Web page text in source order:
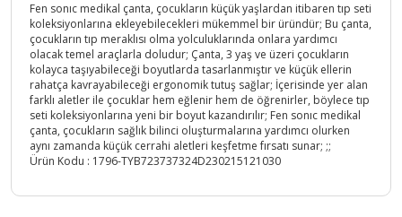
Fen sonıc medikal çanta, çocukların küçük yaşlardan itibaren tıp seti
koleksiyonlarına ekleyebilecekleri mükemmel bir üründür; Bu çanta,
çocukların tıp meraklısı olma yolculuklarında onlara yardımcı
olacak temel araçlarla doludur; Çanta, 3 yaş ve üzeri çocukların
kolayca taşıyabileceği boyutlarda tasarlanmıştır ve küçük ellerin
rahatça kavrayabileceği ergonomik tutuş sağlar; İçerisinde yer alan
farklı aletler ile çocuklar hem eğlenir hem de öğrenirler, böylece tıp
seti koleksiyonlarına yeni bir boyut kazandırılır; Fen sonıc medikal
çanta, çocukların sağlık bilinci oluşturmalarına yardımcı olurken
aynı zamanda küçük cerrahi aletleri keşfetme fırsatı sunar; ;;
Ürün Kodu : 1796-TYB723737324D230215121030